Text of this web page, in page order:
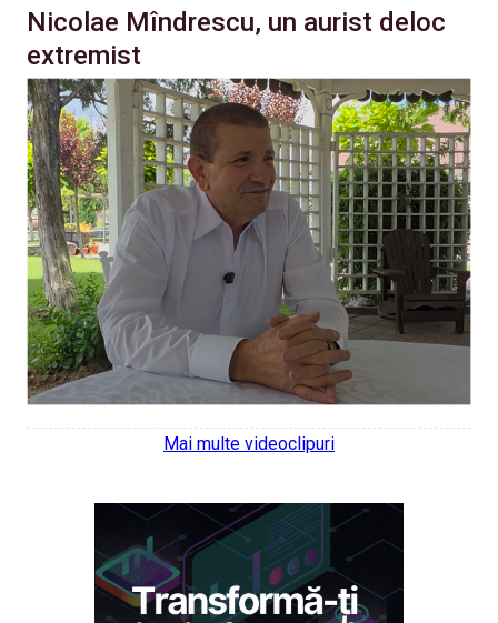
Nicolae Mîndrescu, un aurist deloc
extremist
Mai multe videoclipuri